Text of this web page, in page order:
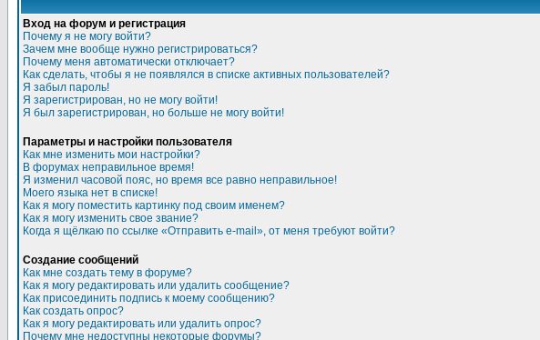
Вход на форум и регистрация
Почему я не могу войти?
Зачем мне вообще нужно регистрироваться?
Почему меня автоматически отключает?
Как сделать, чтобы я не появлялся в списке активных пользователей?
Я забыл пароль!
Я зарегистрирован, но не могу войти!
Я был зарегистрирован, но больше не могу войти!
Параметры и настройки пользователя
Как мне изменить мои настройки?
В форумах неправильное время!
Я изменил часовой пояс, но время все равно неправильное!
Моего языка нет в списке!
Как я могу поместить картинку под своим именем?
Как я могу изменить свое звание?
Когда я щёлкаю по ссылке «Отправить e-mail», от меня требуют войти?
Создание сообщений
Как мне создать тему в форуме?
Как я могу редактировать или удалить сообщение?
Как присоединить подпись к моему сообщению?
Как создать опрос?
Как я могу редактировать или удалить опрос?
Почему мне недоступны некоторые форумы?